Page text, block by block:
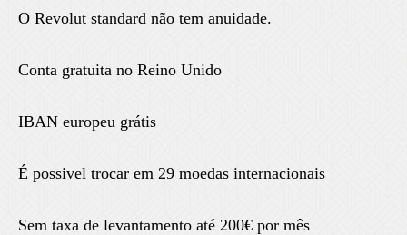
O Revolut standard não tem anuidade.
Conta gratuita no Reino Unido
IBAN europeu grátis
É possivel trocar em 29 moedas internacionais
Sem taxa de levantamento até 200€ por mês